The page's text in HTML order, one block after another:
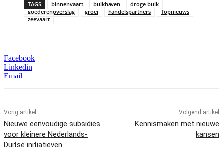
TAGS binnenvaart bulkhaven
droge bulk
goederenoverslag
groei handelspartners
Topnieuws
zeevaart
Facebook
Linkedin
Email
Vorig artikel
Nieuwe eenvoudige subsidies
voor kleinere Nederlands-
Duitse initiatieven
Volgend artikel
Kennismaken met nieuwe
kansen